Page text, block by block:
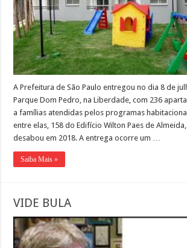
A Prefeitura de São Paulo entregou no dia 8 de
Parque Dom Pedro, na Liberdade, com 236
a famílias atendidas pelos programas
entre elas, 158 do Edifício Wilton Paes de
desabou em 2018. A entrega ocorre um …
Saiba Mais »
VIDE BULA